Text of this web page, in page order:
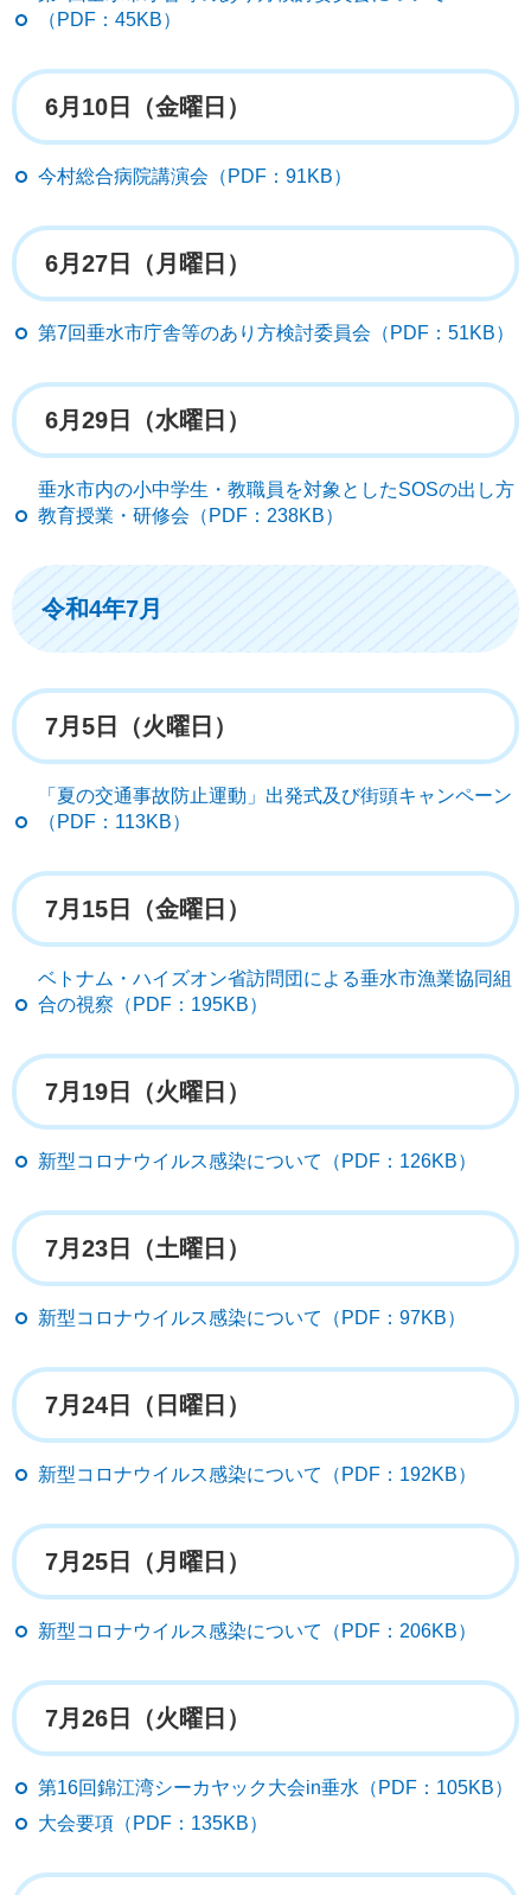
（PDF：45KB）
6月10日（金曜日）
今村総合病院講演会（PDF：91KB）
6月27日（月曜日）
第7回垂水市庁舎等のあり方検討委員会（PDF：51KB）
6月29日（水曜日）
垂水市内の小中学生・教職員を対象としたSOSの出し方
教育授業・研修会（PDF：238KB）
令和4年7月
7月5日（火曜日）
「夏の交通事故防止運動」出発式及び街頭キャンペーン
（PDF：113KB）
7月15日（金曜日）
ベトナム・ハイズオン省訪問団による垂水市漁業協同組
合の視察（PDF：195KB）
7月19日（火曜日）
新型コロナウイルス感染について（PDF：126KB）
7月23日（土曜日）
新型コロナウイルス感染について（PDF：97KB）
7月24日（日曜日）
新型コロナウイルス感染について（PDF：192KB）
7月25日（月曜日）
新型コロナウイルス感染について（PDF：206KB）
7月26日（火曜日）
第16回錦江湾シーカヤック大会in垂水（PDF：105KB）
大会要項（PDF：135KB）